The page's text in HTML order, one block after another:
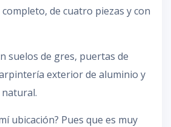
de cuatro piezas y con
suelos de gres, puertas de
exterior de aluminio y
natural.
ubicación? Pues que es muy